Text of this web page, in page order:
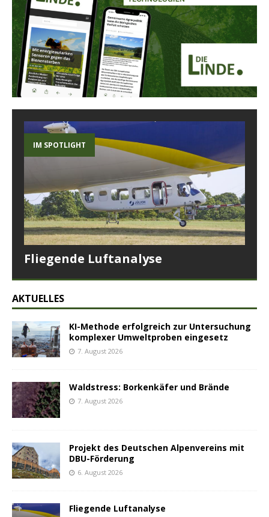
IM SPOTLIGHT
Fliegende Luftanalyse
AKTUELLES
KI-Methode erfolgreich zur Untersuchung
komplexer Umweltproben eingesetz
7. August 2026
Waldstress: Borkenkäfer und Brände
7. August 2026
Projekt des Deutschen Alpenvereins mit
DBU-Förderung
6. August 2026
Fliegende Luftanalyse